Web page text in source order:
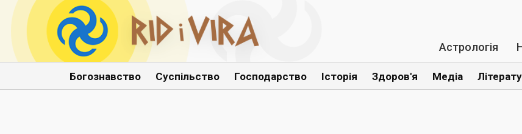
Астрологія
Богознавство Суспільство Господарство Історія Здоров'я Медіа